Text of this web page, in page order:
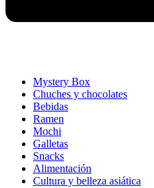
Mystery Box
Chuches y chocolates
Bebidas
Ramen
Mochi
Galletas
Snacks
Alimentación
Cultura y belleza asiática